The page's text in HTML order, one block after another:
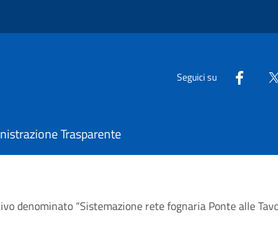
Seguici su
Trasparente
denominato “Sistemazione rete fognaria Ponte alle